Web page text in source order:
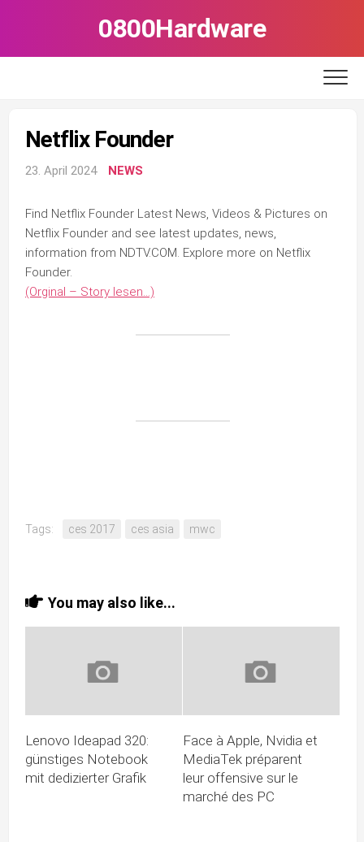
0800Hardware
Netflix Founder
23. April 2024 NEWS
Find Netflix Founder Latest News, Videos & Pictures on
Netflix Founder and see latest updates, news,
information from NDTV.COM. Explore more on Netflix
Founder.
(Orginal – Story lesen…)
Tags: ces 2017 ces asia mwc
You may also like...
Lenovo Ideapad 320:
günstiges Notebook
mit dedizierter Grafik
Face à Apple, Nvidia et
MediaTek préparent
leur offensive sur le
marché des PC